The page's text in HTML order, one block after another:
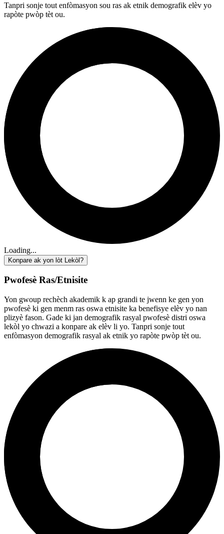
Tanpri sonje tout enfòmasyon sou ras ak etnik demografik elèv yo
rapòte pwòp tèt ou.
Loading...
Konpare ak yon lòt Lekòl?
Pwofesè Ras/Etnisite
Yon gwoup rechèch akademik k ap grandi te jwenn ke gen yon
pwofesè ki gen menm ras oswa etnisite ka benefisye elèv yo nan
plizyè fason. Gade ki jan demografik rasyal pwofesè distri oswa
lekòl yo chwazi a konpare ak elèv li yo. Tanpri sonje tout
enfòmasyon demografik rasyal ak etnik yo rapòte pwòp tèt ou.